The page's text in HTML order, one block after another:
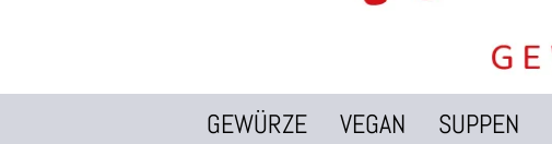
GEWÜRZE VEGAN SUPPEN